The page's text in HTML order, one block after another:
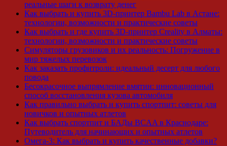
реальные шаги к возврату денег
Как выбрать и купить 3D-принтер Bambu Lab в Астане:
технологии, возможности и практические советы
Как выбрать и где купить 3D-принтер Creality в Алматы:
технологии, возможности и практические советы
Симуляторы грузовиков и их реальность: Погружение в
мир тяжелых перевозок
Как заказать профитроли: идеальный десерт для любого
повода
Бесокрасочное выпрямление вмятин: инновационный
способ восстановления кузова автомобиля
Как правильно выбрать и купить спортпит: советы для
новичков и опытных атлетов
Как выбрать спортпит и БАДы BCAA в Краснодаре:
Путеводитель для начинающих и опытных атлетов
Омега-3: Как выбрать и купить качественные добавки?